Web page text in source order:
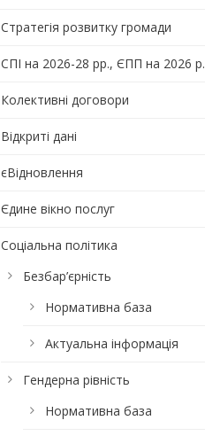
Стратегія розвитку громади
СПІ на 2026-28 рр., ЄПП на 2026 р.
Колективні договори
Відкриті дані
єВідновлення
Єдине вікно послуг
Соціальна політика
Безбар’єрність
Нормативна база
Актуальна інформація
Гендерна рівність
Нормативна база